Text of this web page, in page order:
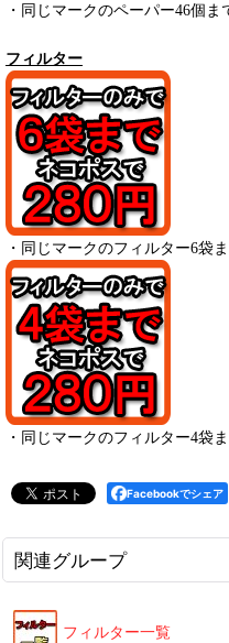
・ 同じマークのペーパー46個ま
フィルター
・ 同じマークのフィルター6
・ 同じマークのフィルター4袋
Facebookでシェア
関連グループ
フィルター一覧